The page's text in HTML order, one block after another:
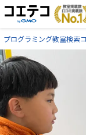
プログラミング教室検索